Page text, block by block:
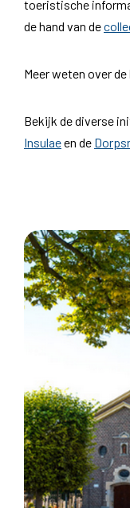
toeristische
de hand van de
Meer weten over
Bekijk de diverse
Insulaeen de